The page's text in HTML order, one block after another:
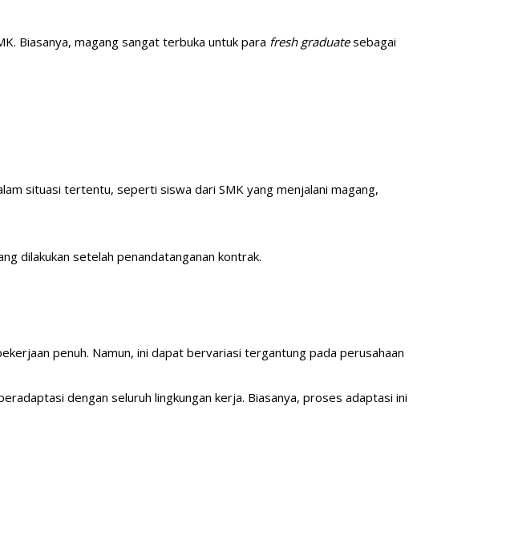
Biasanya, magang sangat terbuka untuk para fresh graduatesebagai
situasi tertentu, seperti siswa dari SMK yang menjalani magang,
dilakukan setelah penandatanganan kontrak.
penuh. Namun, ini dapat bervariasi tergantung pada perusahaan
dengan seluruh lingkungan kerja. Biasanya, proses adaptasi ini